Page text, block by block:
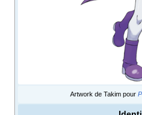
Artwork de Takim pour